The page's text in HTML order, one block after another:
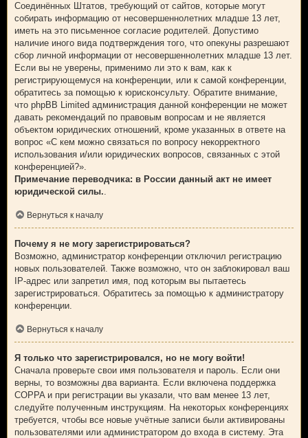
Соединённых Штатов, требующий от сайтов, которые могут
собирать информацию от несовершеннолетних младше 13 лет,
иметь на это письменное согласие родителей. Допустимо
наличие иного вида подтверждения того, что опекуны разрешают
сбор личной информации от несовершеннолетних младше 13 лет.
Если вы не уверены, применимо ли это к вам, как к
регистрирующемуся на конференции, или к самой конференции,
обратитесь за помощью к юрисконсульту. Обратите внимание,
что phpBB Limited администрация данной конференции не может
давать рекомендаций по правовым вопросам и не является
объектом юридических отношений, кроме указанных в ответе на
вопрос «С кем можно связаться по вопросу некорректного
использования и/или юридических вопросов, связанных с этой
конференцией?».
Примечание переводчика: в России данный акт не имеет
юридической силы..
Вернуться к началу
Почему я не могу зарегистрироваться?
Возможно, администратор конференции отключил регистрацию
новых пользователей. Также возможно, что он заблокировал ваш
IP-адрес или запретил имя, под которым вы пытаетесь
зарегистрироваться. Обратитесь за помощью к администратору
конференции.
Вернуться к началу
Я только что зарегистрировался, но не могу войти!
Сначала проверьте свои имя пользователя и пароль. Если они
верны, то возможны два варианта. Если включена поддержка
COPPA и при регистрации вы указали, что вам менее 13 лет,
следуйте полученным инструкциям. На некоторых конференциях
требуется, чтобы все новые учётные записи были активированы
пользователями или администратором до входа в систему. Эта